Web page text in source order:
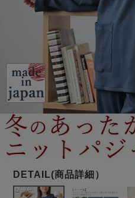
春 夏
ガール
柳
ニット/
柄物
インナーウェア
売れ筋ランキング
- Item Ranking -
ズボン単品
すべてのメン
ズ
パジャマ
長袖
SDGsの取り組み